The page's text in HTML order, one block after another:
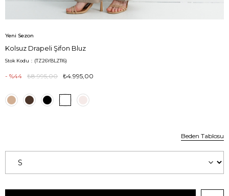
Yeni Sezon
Kolsuz Drapeli Şifon Bluz
Stok Kodu (TZ26YBLZ116)
44 ₺8.995,00 ₺4.995,00
Beden Tablosu